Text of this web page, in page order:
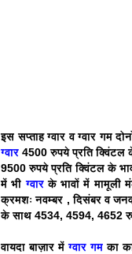
इस सप्ताह ग्वार व ग्वार गम
ग्वार 4500 रुपये प्रति क्विंटल
9500 रुपये प्रति क्विंटल के
में भीग्वारके भावों में मामूली
क्रमशः नवम्बर , दिसंबर व
के साथ 4534, 4594, 4652
वायदा बाज़ार मेंग्वार गमका